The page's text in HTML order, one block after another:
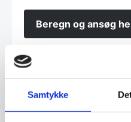
Samtykke
Beregn og ansøg
Vi prismatcher - Klik